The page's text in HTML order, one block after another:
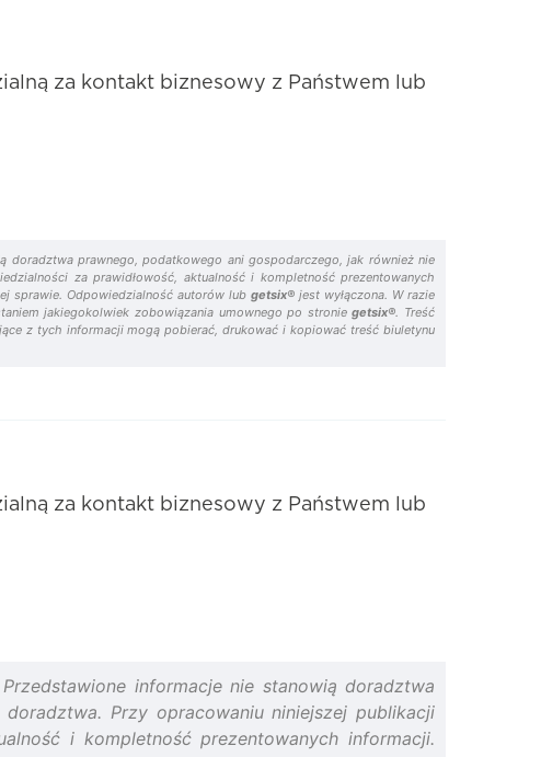
za kontakt biznesowy z Państwem lub
doradztwa prawnego, podatkowego ani gospodarczego, jak również nie
za prawidłowość, aktualność i kompletność prezentowanych
sprawie. Odpowiedzialność autorów lubgetsix® jest wyłączona. W razie
jakiegokolwiek zobowiązania umownego po stroniegetsix® . Treść
z tych informacji mogą pobierać, drukować i kopiować treść biuletynu
za kontakt biznesowy z Państwem lub
informacje nie stanowią doradztwa
Przy opracowaniu niniejszej publikacji
i kompletność prezentowanych informacji.